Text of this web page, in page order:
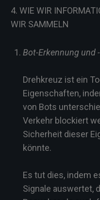
4. WIE WIR
WIR SAMMELN
Bot-Erkennung und
Drehkreuz ist ein
Eigenschaften,
von Bots
Verkehr blockiert
Sicherheit dieser
könnte.
Es tut dies, indem
Signale auswertet,